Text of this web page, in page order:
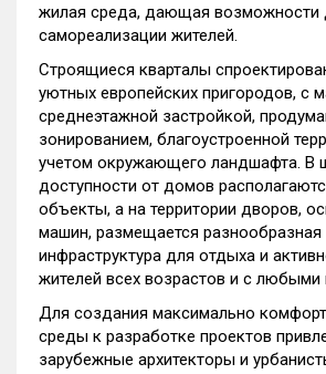
жилая среда, дающая возможности
самореализации жителей.
Строящиеся кварталы
уютных европейских пригородов, с
среднеэтажной застройкой,
зонированием, благоустроенной
учетом окружающего ландшафта. В
доступности от домов
объекты, а на территории дворов,
машин, размещается разнообразная
инфраструктура для отдыха и
жителей всех возрастов и с любыми
Для создания максимально
среды к разработке проектов
зарубежные архитекторы и